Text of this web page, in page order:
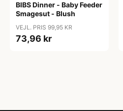
BIBS Dinner - Baby Feeder
Smagesut - Blush
VEJL. PRIS 99,95 KR
73,96 kr